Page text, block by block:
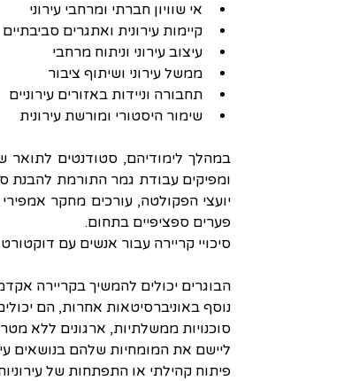
אי שוויון חברתי ומרחבי עירוני
קיימות עירונית ואתגרים סביבתיים
עיצוב עירוני וניתוח מרחבי
ממשל עירוני ושיתוף ציבור
תחבורה וניידות באזורים עירוניים
שימור היסטורי ומורשת עירונית
פערים ספציפיים בתחום.
סיכויי קריירה עבור אנשים עם דוקטורט
הבוגרים יכולים להמשיך בקריירה
נוסף באוניברסיטאות אחרות, הם
סוכנויות ממשלתיות, ארגונים ללא
ליישם את המומחיות שלהם בנושאים
פיתוח קהילתי או התפתחות של